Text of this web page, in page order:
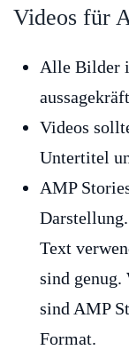
Videos für
Alle Bilder
Videos
Untertitel
AMP
Text
sind genug.
sind AMP
Format.